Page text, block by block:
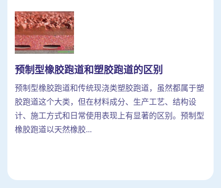
预制型橡胶跑道和塑胶跑道的区别
预制型橡胶跑道和传统现浇类塑胶跑道，虽然都属于塑
胶跑道这个大类，但在材料成分、生产工艺、结构设
计、施工方式和日常使用表现上有显著的区别。预制型
橡胶跑道以天然橡胶...